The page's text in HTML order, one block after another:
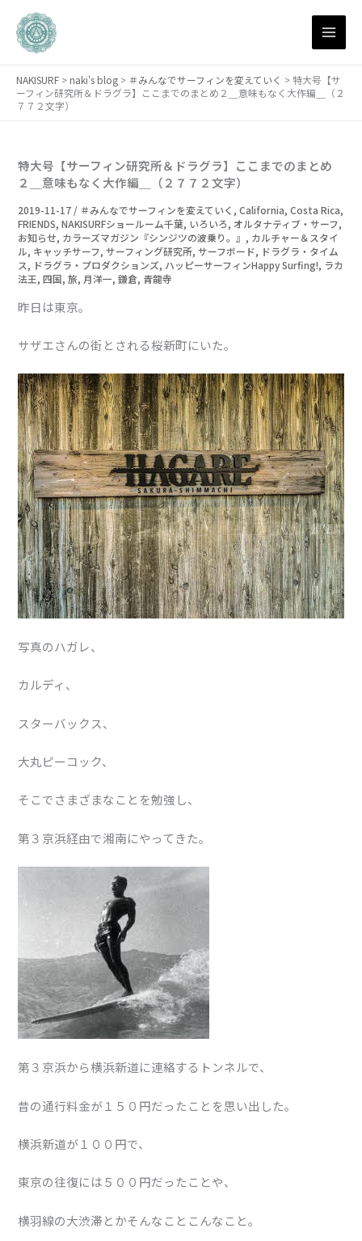
NAKISURF > naki's blog > ＃みんなでサーフィンを変えていく > 特大号【サ
ーフィン研究所＆ドラグラ】ここまでのまとめ２＿意味もなく大作編＿（２
７７２文字）
特大号【サーフィン研究所＆ドラグラ】ここまでのまとめ
２＿意味もなく大作編＿（２７７２文字）
2019-11-17 / ＃みんなでサーフィンを変えていく ,California,Costa Rica,
FRIENDS,NAKISURFショールーム千葉, いろいろ, オルタナティブ・サーフ,
お知らせ, カラーズマガジン『シンジツの波乗り。』 , カルチャー＆スタイ
ル, キャッチサーフ,サーフィング研究所,サーフボード, ドラグラ・タイム
ス, ドラグラ・プロダクションズ, ハッピーサーフィンHappy Surfing!, ラカ
法王,四国,旅, 月洋一,鎌倉, 青龍寺
昨日は東京。
サザエさんの街とされる桜新町にいた。
写真のハガレ、
カルディ、
スターバックス、
大丸ピーコック、
そこでさまざまなことを勉強し、
第３京浜経由で湘南にやってきた。
第３京浜から横浜新道に連絡するトンネルで、
昔の通行料金が１５０円だったことを思い出した。
横浜新道が１００円で、
東京の往復には５００円だったことや、
横羽線の大渋滞とかそんなことこんなこと。
別
ア
ー
イ
ブ